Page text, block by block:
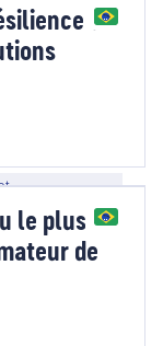
de
le plus
de